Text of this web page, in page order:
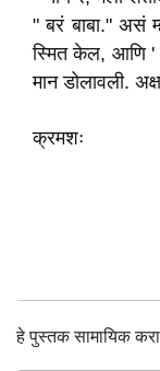
" बरं बाबा." असं
स्मित केल, आणि '
मान डोलावली.
क्रमशः
हे पुस्तक सामायिक